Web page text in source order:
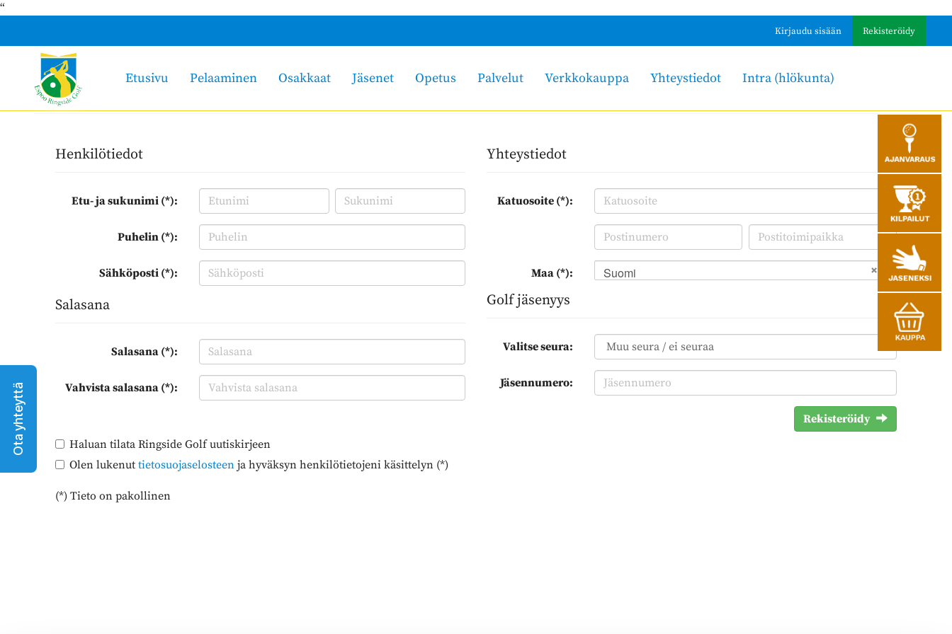
Ota yhteyttä
“
Kirjaudu sisään Rekisteröidy
Etusivu Pelaaminen Osakkaat Jäsenet Opetus Palvelut Verkkokauppa Yhteystiedot Intra (hlökunta)
Henkilötiedot
Etu- ja sukunimi (*):
Puhelin (*):
Sähköposti (*):
Salasana
Salasana (*):
Vahvista salasana (*):
Yhteystiedot
Katuosoite (*):
Maa (*): Suomi
Golf jäsenyys
Valitse seura:
Jäsennumero:
Rekisteröidy
Haluan tilata Ringside Golf uutiskirjeen
Olen lukenut tietosuojaselosteen ja hyväksyn henkilötietojeni käsittelyn (*)
(*) Tieto on pakollinen